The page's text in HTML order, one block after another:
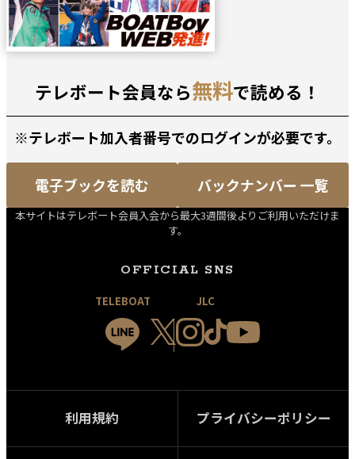
テレボート会員なら無料で読める！
※テレボート加入者番号でのログインが必要です。
電子ブックを読む バックナンバー 一覧
本サイトはテレボート会員入会から最大3週間後よりご利用いただけま
す。
OFFICIAL SNS
TELEBOAT JLC
利用規約 プライバシーポリシー